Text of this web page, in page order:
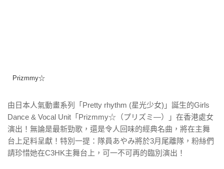
Prizmmy☆
由日本人氣動畫系列「Pretty rhythm (星光少女)」誕生的Girls
Dance & Vocal Unit「Prizmmy☆（プリズミ―）」在香港處女
演出！無論是最新勁歌，還是令人回味的經典名曲，將在主舞
台上足料呈獻！ 特別一提：隊員あやみ將於3月尾離隊，粉絲們
請珍惜她在C3HK主舞台上，可一不可再的臨別演出！